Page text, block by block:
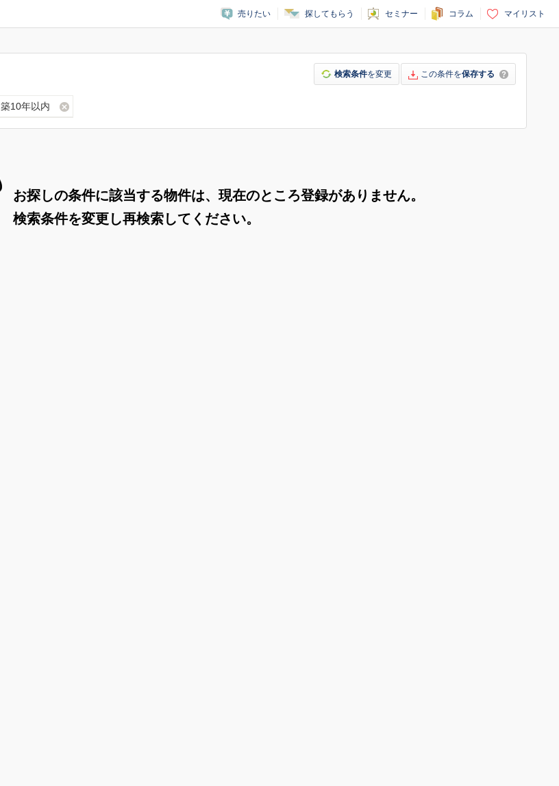
売りたい 探してもらう セミナー コラム マイリスト
検索条件を変更 この条件を保存する
築10年以内
お探しの条件に該当する物件は、現在のところ登録がありません。
検索条件を変更し再検索してください。